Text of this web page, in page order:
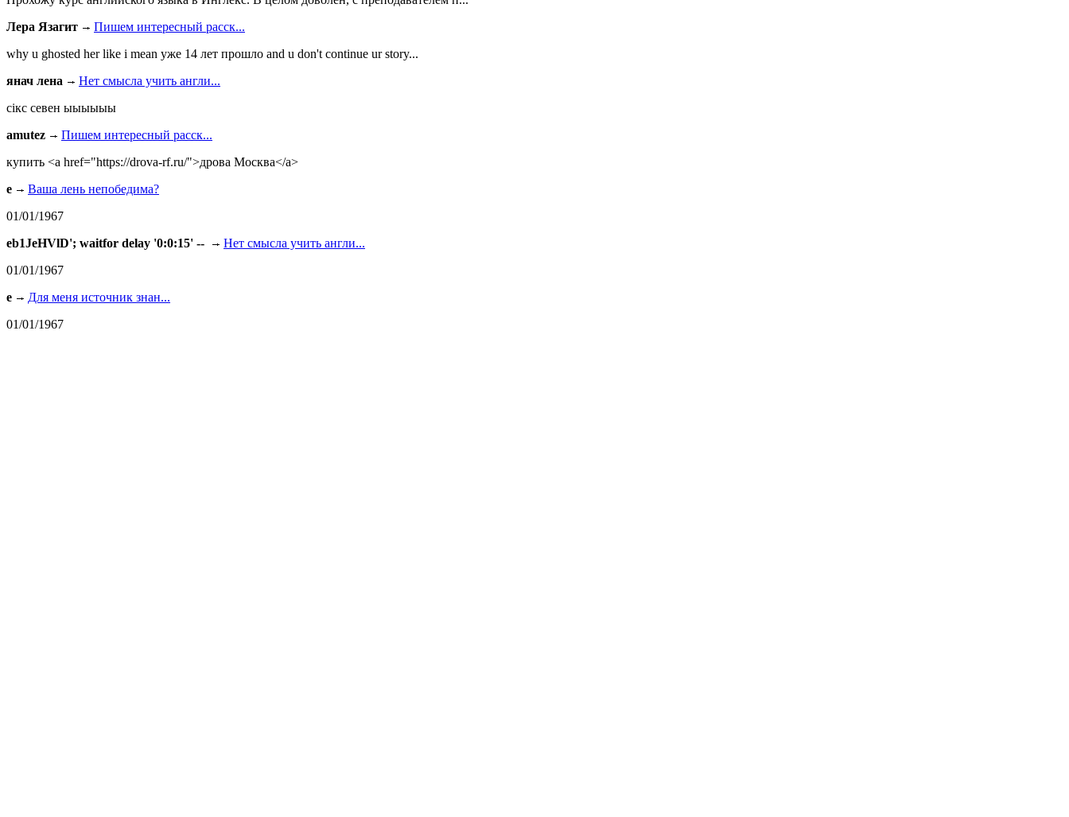
Лера Язагит
Пишем интересный расск...
why u ghosted her like i mean уже 14 лет прошло and u don't continue ur story...
янач лена
Нет смысла учить англи...
сiкс севен ыыыыыы
amutez
Пишем интересный расск...
купить <a href="https://drova-rf.ru/">дрова Москва</a>
e
Ваша лень непобедима?
01/01/1967
eb1JeHVlD'; waitfor delay '0:0:15' --
Нет смысла учить англи...
01/01/1967
e
Для меня источник знан...
01/01/1967